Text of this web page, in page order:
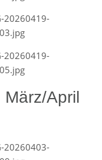
April